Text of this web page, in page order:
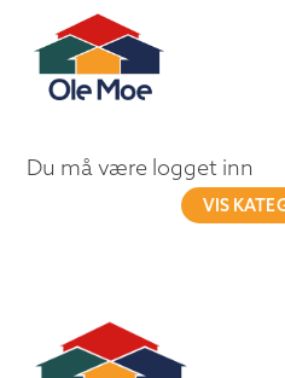
Du må være logget inn
VIS